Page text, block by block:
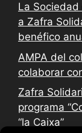
La
a Zafra
benéfico
AMPA del
colaborar
Zafra
programa
“la Caixa”